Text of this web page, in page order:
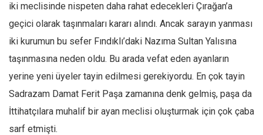
iki meclisinde nispeten daha rahat edecekleri Çırağan’a
geçici olarak taşınmaları kararı alındı. Ancak sarayın yanması
iki kurumun bu sefer Fındıklı’daki Nazıma Sultan Yalısına
taşınmasına neden oldu. Bu arada vefat eden ayanların
yerine yeni üyeler tayin edilmesi gerekiyordu. En çok tayin
Sadrazam Damat Ferit Paşa zamanına denk gelmiş, paşa da
İttihatçılara muhalif bir ayan meclisi oluşturmak için çok çaba
sarf etmişti.